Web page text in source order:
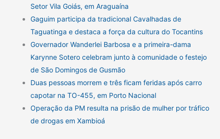
Setor Vila Goiás, em Araguaína
Gaguim participa da tradicional Cavalhadas de
Taguatinga e destaca a força da cultura do Tocantins
Governador Wanderlei Barbosa e a primeira-dama
Karynne Sotero celebram junto à comunidade o festejo
de São Domingos de Gusmão
Duas pessoas morrem e três ficam feridas após carro
capotar na TO-455, em Porto Nacional
Operação da PM resulta na prisão de mulher por tráfico
de drogas em Xambioá